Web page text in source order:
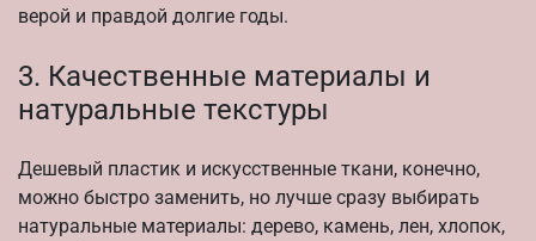
верой и правдой долгие годы.
3. Качественные материалы и
натуральные текстуры
Дешевый пластик и искусственные ткани, конечно,
можно быстро заменить, но лучше сразу выбирать
натуральные материалы: дерево, камень, лен, хлопок,